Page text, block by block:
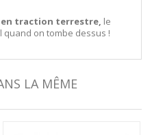
traction terrestre, le
on tombe dessus !
LA MÊME